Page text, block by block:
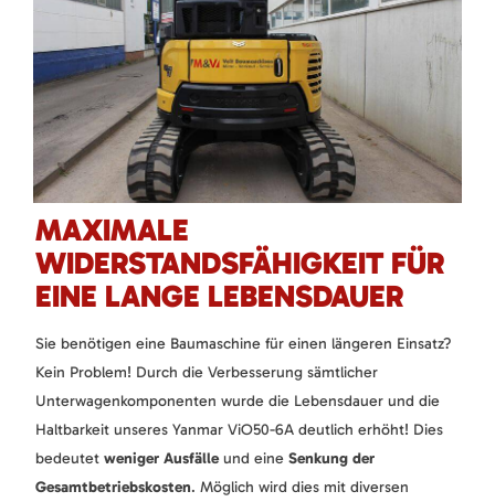
MAXIMALE
WIDERSTANDSFÄHIGKEIT FÜR
EINE LANGE LEBENSDAUER
Sie benötigen eine Baumaschine für einen längeren Einsatz?
Kein Problem! Durch die Verbesserung sämtlicher
Unterwagenkomponenten wurde die Lebensdauer und die
Haltbarkeit unseres Yanmar ViO50-6A deutlich erhöht! Dies
bedeutet weniger Ausfälleund eine Senkung der
Gesamtbetriebskosten. Möglich wird dies mit diversen